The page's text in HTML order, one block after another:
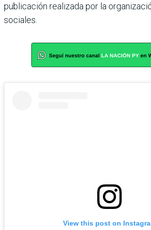
publicación realizada por la
sociales.
View this post on